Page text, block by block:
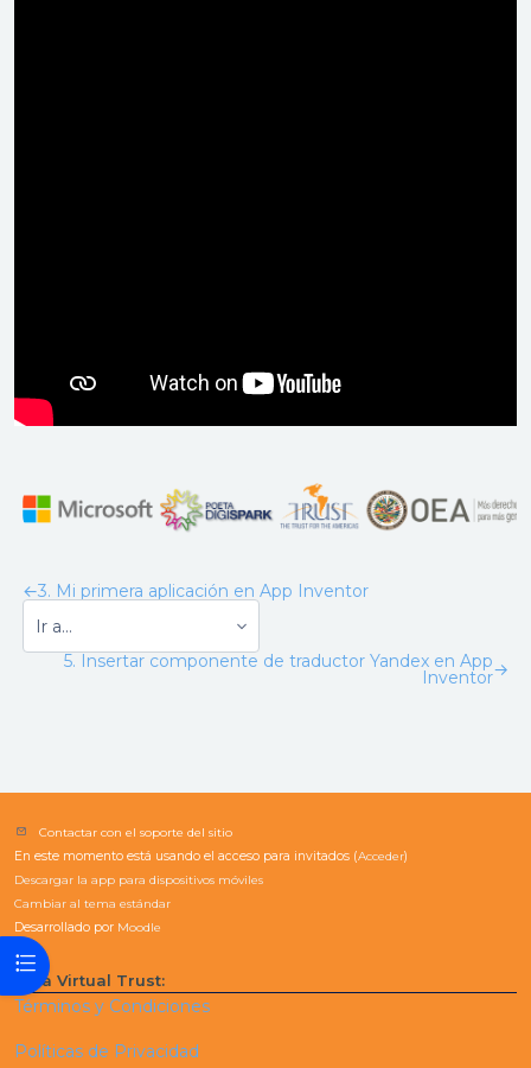
Abrir índice del curso
←3. Mi primera aplicación en App Inventor
→
5. Insertar componente de traductor Yandex en App
Inventor
Contactar con el soporte del sitio
En este momento está usando el acceso para invitados (Acceder)
Descargar la app para dispositivos móviles
Cambiar al tema estándar
Desarrollado por Moodle
Aula Virtual Trust:
Términos y Condiciones
Políticas de Privacidad